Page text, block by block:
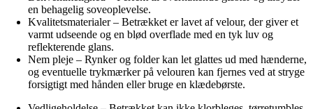
en behagelig soveoplevelse.
Kvalitetsmaterialer – Betrækket er lavet af velour, der giver et
varmt udseende og en blød overflade med en tyk luv og
reflekterende glans.
Nem pleje – Rynker og folder kan let glattes ud med hænderne,
og eventuelle trykmærker på velouren kan fjernes ved at stryge
forsigtigt med hånden eller bruge en klædebørste.